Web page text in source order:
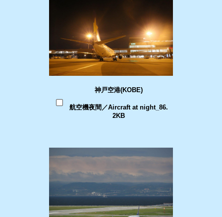
神戸空港(KOBE)
航空機夜間／Aircraft at night_86.
2KB